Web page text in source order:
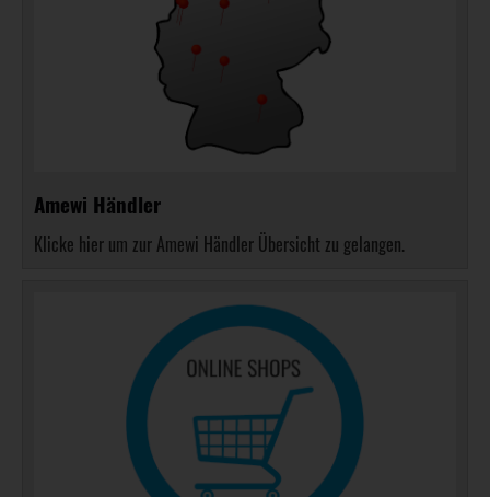
Amewi Händler
Klicke hier um zur Amewi Händler Übersicht zu gelangen.